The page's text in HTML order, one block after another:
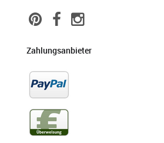
Zahlungsanbieter